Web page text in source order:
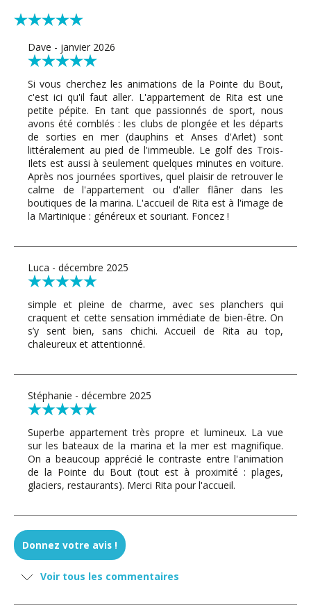
Dave - janvier 2026
Si vous cherchez les animations de la Pointe du Bout,
c'est ici qu'il faut aller. L'appartement de Rita est une
petite pépite. En tant que passionnés de sport, nous
avons été comblés : les clubs de plongée et les départs
de sorties en mer (dauphins et Anses d'Arlet) sont
littéralement au pied de l'immeuble. Le golf des Trois-
Ilets est aussi à seulement quelques minutes en voiture.
Après nos journées sportives, quel plaisir de retrouver le
calme de l'appartement ou d'aller flâner dans les
boutiques de la marina. L'accueil de Rita est à l'image de
la Martinique : généreux et souriant. Foncez !
Luca - décembre 2025
simple et pleine de charme, avec ses planchers qui
craquent et cette sensation immédiate de bien-être. On
s’y sent bien, sans chichi. Accueil de Rita au top,
chaleureux et attentionné.
Stéphanie - décembre 2025
Superbe appartement très propre et lumineux. La vue
sur les bateaux de la marina et la mer est magnifique.
On a beaucoup apprécié le contraste entre l'animation
de la Pointe du Bout (tout est à proximité : plages,
glaciers, restaurants). Merci Rita pour l'accueil.
Roger - novembre 2025
Emplacement très pratique : commerces et bons petits
Donnez votre avis !
Voir tous les commentaires